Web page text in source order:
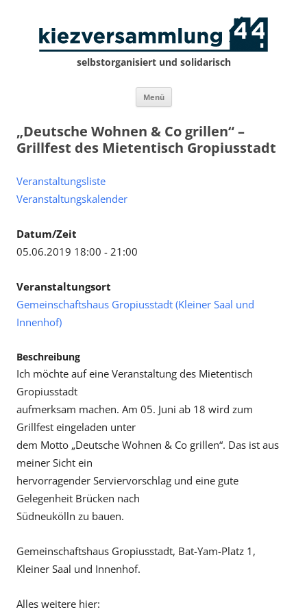
selbstorganisiert und solidarisch
Menü Zum
springen
„Deutsche Wohnen & Co grillen“ –
Grillfest des Mietentisch Gropiusstadt
Veranstaltungsliste
Veranstaltungskalender
Datum/Zeit
05.06.2019 18:00 - 21:00
Veranstaltungsort
Gemeinschaftshaus Gropiusstadt (Kleiner Saal und
Innenhof)
Beschreibung
Ich möchte auf eine Veranstaltung des Mietentisch
Gropiusstadt
aufmerksam machen. Am 05. Juni ab 18 wird zum
Grillfest eingeladen unter
dem Motto „Deutsche Wohnen & Co grillen“. Das ist aus
meiner Sicht ein
hervorragender Serviervorschlag und eine gute
Gelegenheit Brücken nach
Südneukölln zu bauen.
Gemeinschaftshaus Gropiusstadt, Bat-Yam-Platz 1,
Kleiner Saal und Innenhof.
Alles weitere hier: